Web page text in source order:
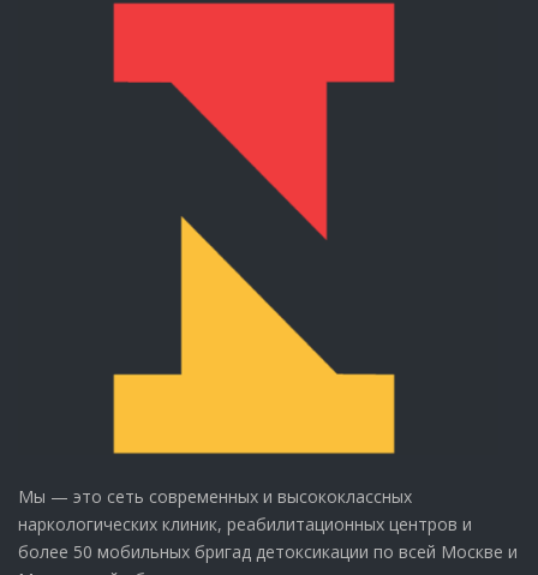
Мы — это сеть современных и высококлассных
наркологических клиник, реабилитационных центров и
более 50 мобильных бригад детоксикации по всей Москве и